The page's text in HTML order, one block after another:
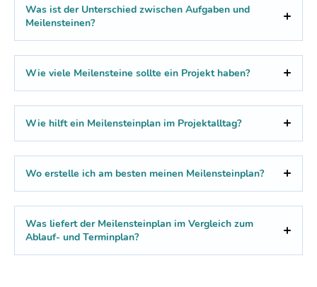
Was ist der Unterschied zwischen Aufgaben und
Meilensteinen?
Wie viele Meilensteine sollte ein Projekt haben?
Wie hilft ein Meilensteinplan im Projektalltag?
Wo erstelle ich am besten meinen Meilensteinplan?
Was liefert der Meilensteinplan im Vergleich zum
Ablauf- und Terminplan?